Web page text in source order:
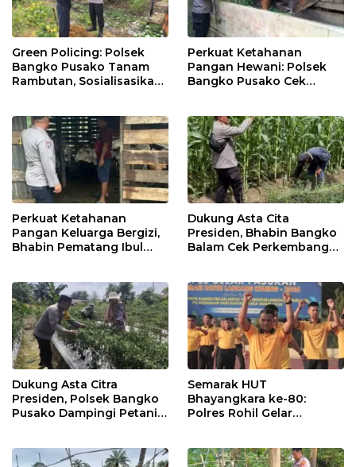
Green Policing: Polsek
Bangko Pusako Tanam
Rambutan, Sosialisasikan
Perkuat Ketahanan
Pangan Hewani: Polsek
Bangko Pusako Cek
Perkuat Ketahanan
Pangan Keluarga Bergizi,
Bhabin Pematang Ibul
Dukung Asta Cita
Presiden, Bhabin Bangko
Balam Cek Perkembangan
Dukung Asta Citra
Presiden, Polsek Bangko
Pusako Dampingi Petani
Semarak HUT
Bhayangkara ke-80:
Polres Rohil Gelar